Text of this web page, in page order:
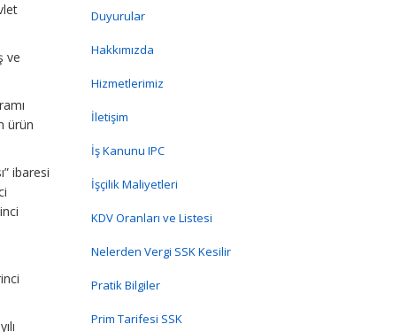
ve
ürün
ibaresi
Duyurular
Hakkımızda
Hizmetlerimiz
İletişim
İş Kanunu IPC
İşçilik Maliyetleri
KDV Oranları ve Listesi
Nelerden Vergi SSK Kesilir
Pratik Bilgiler
Prim Tarifesi SSK